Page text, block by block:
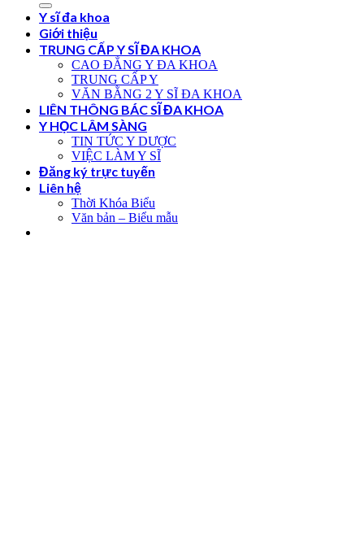
Y sĩ đa khoa
Giới thiệu
TRUNG CẤP Y SĨ ĐA KHOA
CAO ĐẲNG Y ĐA KHOA
TRUNG CẤP Y
VĂN BẰNG 2 Y SĨ ĐA KHOA
LIÊN THÔNG BÁC SĨ ĐA KHOA
Y HỌC LÂM SÀNG
TIN TỨC Y DƯỢC
VIỆC LÀM Y SĨ
Đăng ký trực tuyến
Liên hệ
Thời Khóa Biểu
Văn bản – Biểu mẫu